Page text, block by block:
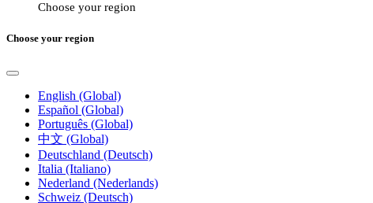
Choose your region
Choose your region
English (Global)
Español (Global)
Português (Global)
中文 (Global)
Deutschland (Deutsch)
Italia (Italiano)
Nederland (Nederlands)
Schweiz (Deutsch)